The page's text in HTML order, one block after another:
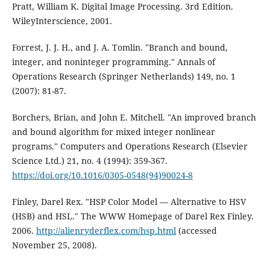
Pratt, William K. Digital Image Processing. 3rd Edition.
WileyInterscience, 2001.
Forrest, J. J. H., and J. A. Tomlin. "Branch and bound,
integer, and noninteger programming." Annals of
Operations Research (Springer Netherlands) 149, no. 1
(2007): 81-87.
Borchers, Brian, and John E. Mitchell. "An improved branch
and bound algorithm for mixed integer nonlinear
programs." Computers and Operations Research (Elsevier
Science Ltd.) 21, no. 4 (1994): 359-367.
https://doi.org/10.1016/0305-0548(94)90024-8
Finley, Darel Rex. "HSP Color Model — Alternative to HSV
(HSB) and HSL." The WWW Homepage of Darel Rex Finley.
2006. http://alienryderflex.com/hsp.html(accessed
November 25, 2008).